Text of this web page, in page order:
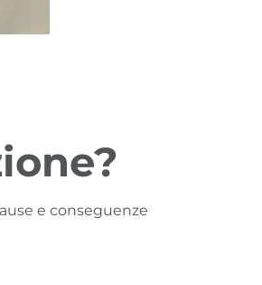
e conseguenze